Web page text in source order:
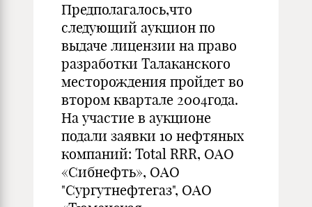
Предполагалось,что
следующий аукцион по
выдаче лицензии на право
разработки Талаканского
месторождения пройдет во
втором квартале 2004года.
На участие в аукционе
подали заявки 10 нефтяных
компаний: Total RRR, ОАО
«Сибнефть», ОАО
"Сургутнефтегаз", ОАО